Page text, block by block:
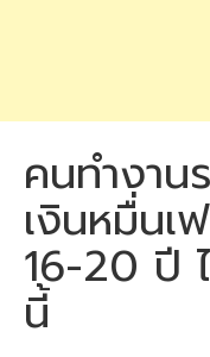
คนทำงาน
เงินหมื่น
16-20 ปี
นี้